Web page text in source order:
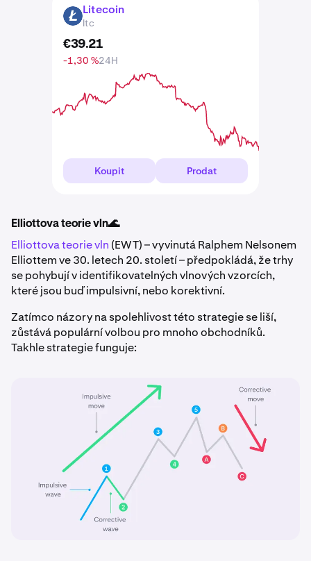
LTC Litecoin
ltc
€39.21
-1,30 %24H
Koupit Prodat
Elliottova teorie vln🌊
Elliottova teorie vln (EWT) – vyvinutá Ralphem Nelsonem
Elliottem ve 30. letech 20. století – předpokládá, že trhy
se pohybují v identifikovatelných vlnových vzorcích,
které jsou buď impulsivní, nebo korektivní.
Zatímco názory na spolehlivost této strategie se liší,
zůstává populární volbou pro mnoho obchodníků.
Takhle strategie funguje: